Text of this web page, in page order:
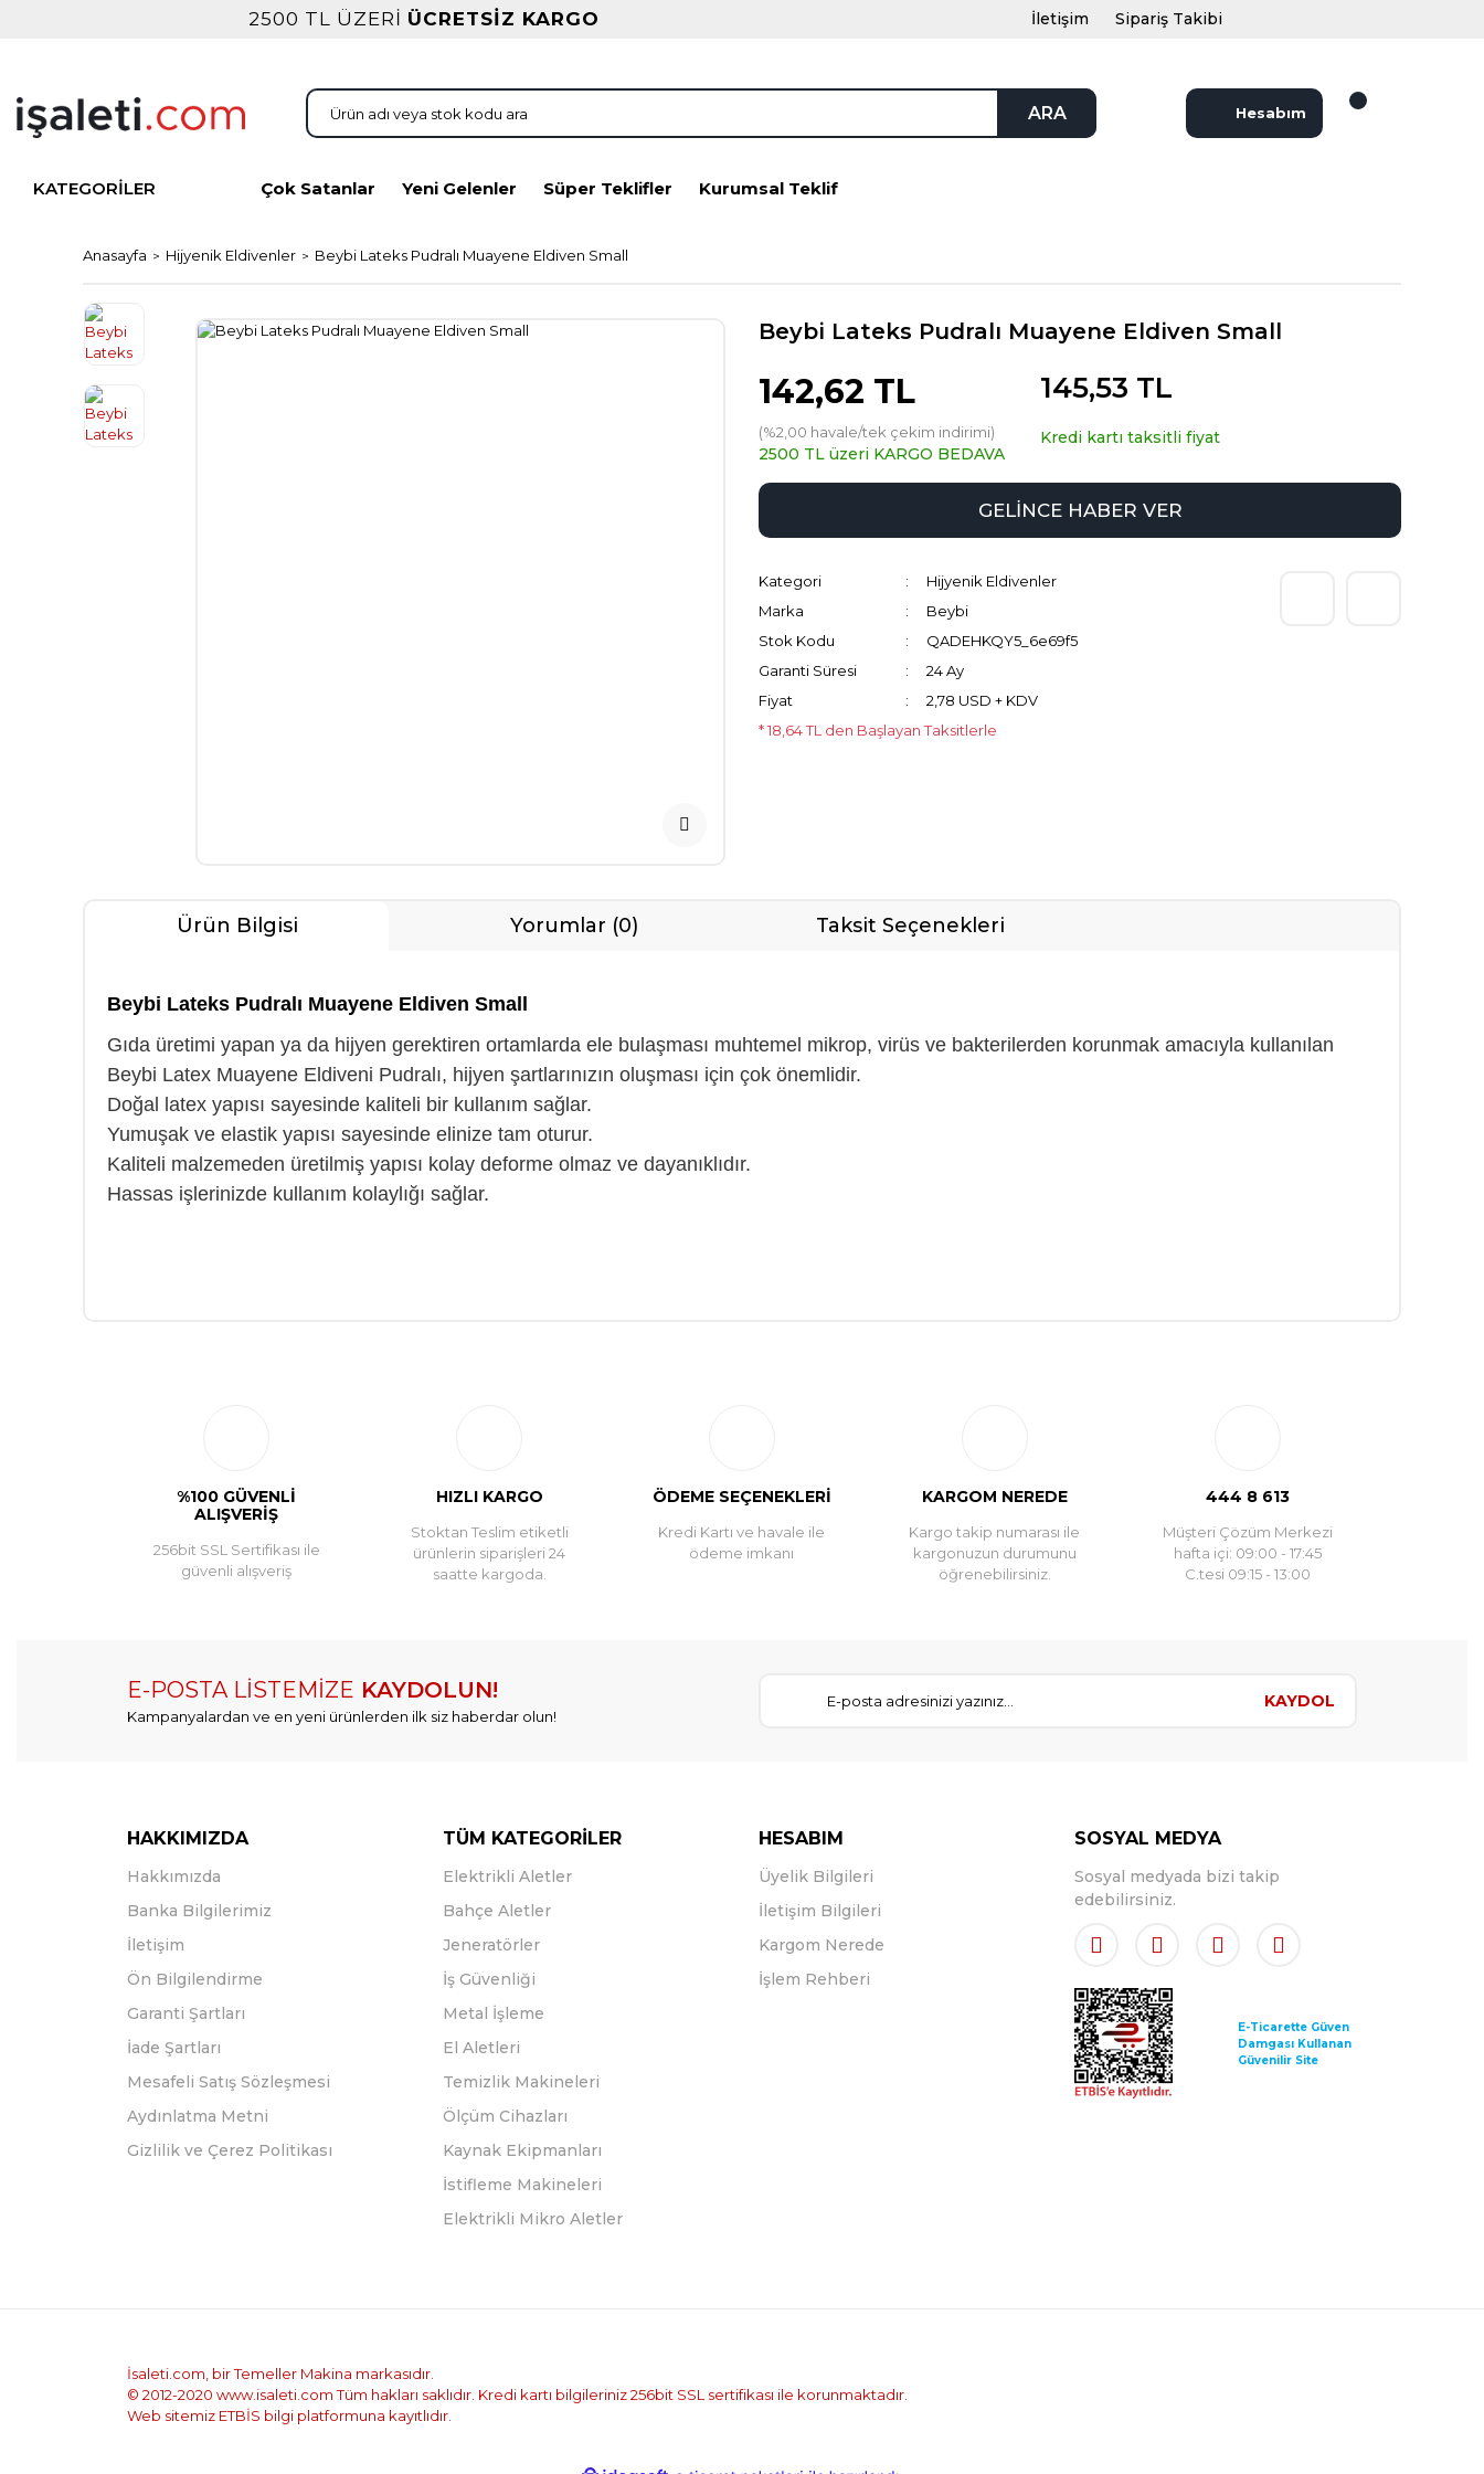
2500 TL ÜZERİ ÜCRETSİZ KARGO İletişim Sipariş Takibi
ARA Hesabım
KATEGORİLER Çok Satanlar Yeni Gelenler Süper Teklifler Kurumsal Teklif
Anasayfa Hijyenik Eldivenler Beybi Lateks Pudralı Muayene Eldiven Small
Beybi Lateks Pudralı Muayene Eldiven Small
142,62 TL
(%2,00 havale/tek çekim indirimi)
2500 TL üzeri KARGO BEDAVA
145,53 TL
Kredi kartı taksitli fiyat
GELİNCE HABER VER
Kategori
Hijyenik Eldivenler
Marka
Beybi
Stok Kodu
QADEHKQY5_6e69f5
Garanti Süresi
24 Ay
Fiyat
2,78 USD + KDV
* 18,64 TL den Başlayan Taksitlerle
Ürün Bilgisi Yorumlar (0) Taksit Seçenekleri
Beybi Lateks Pudralı Muayene Eldiven Small
Gıda üretimi yapan ya da hijyen gerektiren ortamlarda ele bulaşması muhtemel mikrop, virüs ve bakterilerden korunmak amacıyla kullanılan
Beybi Latex Muayene Eldiveni Pudralı, hijyen şartlarınızın oluşması için çok önemlidir.
Doğal latex yapısı sayesinde kaliteli bir kullanım sağlar.
Yumuşak ve elastik yapısı sayesinde elinize tam oturur.
Kaliteli malzemeden üretilmiş yapısı kolay deforme olmaz ve dayanıklıdır.
Hassas işlerinizde kullanım kolaylığı sağlar.
%100 GÜVENLİ
ALIŞVERİŞ
256bit SSL Sertifikası ile
güvenli alışveriş
HIZLI KARGO
Stoktan Teslim etiketli
ürünlerin siparişleri 24
saatte kargoda.
ÖDEME SEÇENEKLERİ
Kredi Kartı ve havale ile
ödeme imkanı
KARGOM NEREDE
Kargo takip numarası ile
kargonuzun durumunu
öğrenebilirsiniz.
444 8 613
Müşteri Çözüm Merkezi
hafta içi: 09:00 - 17:45
C.tesi 09:15 - 13:00
E-POSTA LİSTEMİZE KAYDOLUN!
Kampanyalardan ve en yeni ürünlerden ilk siz haberdar olun!
KAYDOL
HAKKIMIZDA
Hakkımızda
Banka Bilgilerimiz
İletişim
Ön Bilgilendirme
Garanti Şartları
İade Şartları
Mesafeli Satış Sözleşmesi
Aydınlatma Metni
Gizlilik ve Çerez Politikası
TÜM KATEGORİLER
Elektrikli Aletler
Bahçe Aletler
Jeneratörler
İş Güvenliği
Metal İşleme
El Aletleri
Temizlik Makineleri
Ölçüm Cihazları
Kaynak Ekipmanları
İstifleme Makineleri
Elektrikli Mikro Aletler
HESABIM
Üyelik Bilgileri
İletişim Bilgileri
Kargom Nerede
İşlem Rehberi
SOSYAL MEDYA
Sosyal medyada bizi takip
edebilirsiniz.
E-Ticarette Güven
Damgası Kullanan
Güvenilir Site
İsaleti.com, bir Temeller Makina markasıdır.
© 2012-2020 www.isaleti.com Tüm hakları saklıdır. Kredi kartı bilgileriniz 256bit SSL sertifikası ile korunmaktadır.
Web sitemiz ETBİS bilgi platformuna kayıtlıdır.